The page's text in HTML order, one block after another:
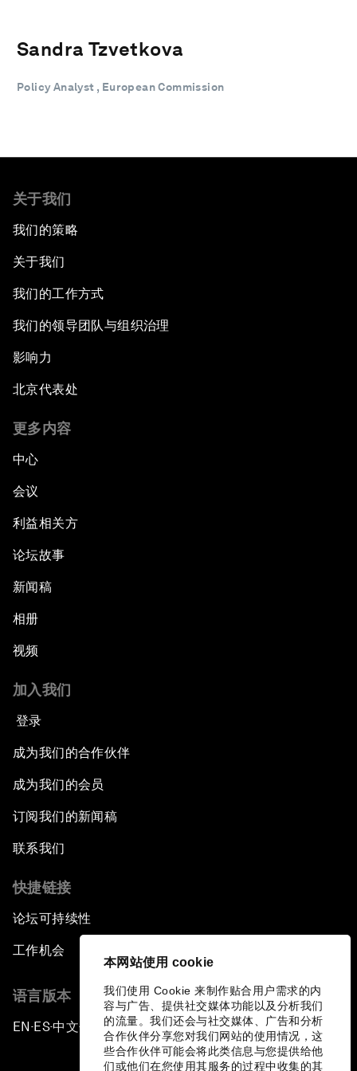
本网站使用 cookie
我们使用 Cookie 来制作贴合用户需求的内
容与广告、提供社交媒体功能以及分析我们
的流量。我们还会与社交媒体、广告和分析
合作伙伴分享您对我们网站的使用情况，这
些合作伙伴可能会将此类信息与您提供给他
们或他们在您使用其服务的过程中收集的其
Sandra Tzvetkova
Policy Analyst , European Commission
关于我们
我们的策略
关于我们
我们的工作方式
我们的领导团队与组织治理
影响力
北京代表处
更多内容
中心
会议
利益相关方
论坛故事
新闻稿
相册
视频
加入我们
登录
成为我们的合作伙伴
成为我们的会员
订阅我们的新闻稿
联系我们
快捷链接
论坛可持续性
工作机会
语言版本
EN ▪ES▪中文▪ 日本語